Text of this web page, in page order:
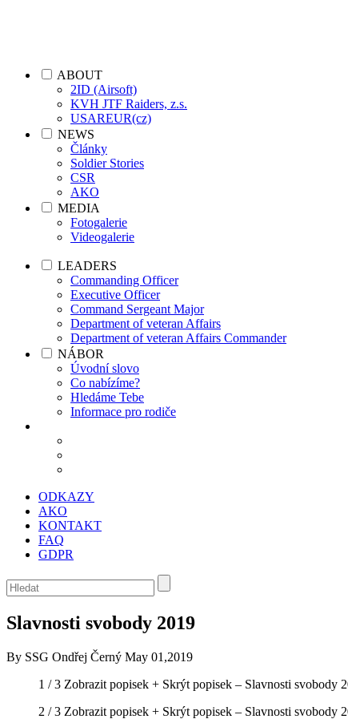
ABOUT
2ID (Airsoft)
KVH JTF Raiders, z.s.
USAREUR(cz)
NEWS
Články
Soldier Stories
CSR
AKO
MEDIA
Fotogalerie
Videogalerie
LEADERS
Commanding Officer
Executive Officer
Command Sergeant Major
Department of veteran Affairs
Department of veteran Affairs Commander
NÁBOR
Úvodní slovo
Co nabízíme?
Hledáme Tebe
Informace pro rodiče
ODKAZY
AKO
KONTAKT
FAQ
GDPR
Slavnosti svobody 2019
By SSG Ondřej Černý May 01,2019
1 / 3 Zobrazit popisek + Skrýt popisek – Slavnosti svobody
2 / 3 Zobrazit popisek + Skrýt popisek – Slavnosti svobody